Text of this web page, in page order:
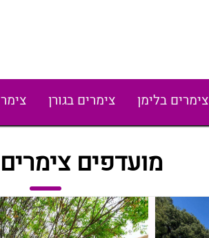
צימרים בלימן צימרים בגורן צימר
מועדפים צימרים shiran